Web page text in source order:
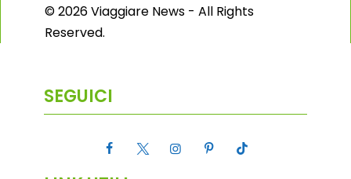
© 2026 Viaggiare News - All Rights
Reserved.
SEGUICI